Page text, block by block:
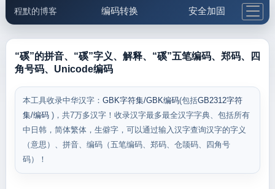
程默的博客 编码转换 安全加固
邮件工具 生活便民 更多工具
“磎”的拼音、“磎”字义、解释、“磎”五笔编码、郑码、四
角号码、Unicode编码
本工具收录中华汉字： GBK字符集/GBK编码(包括GB2312字符
集/编码 )，共7万多汉字！收录汉字最多最全汉字字典、包括所有
中日韩，简体繁体，生僻字，可以通过输入汉字查询汉字的字义
（意思）、拼音、编码（五笔编码、郑码、仓颉码、四角号
码）！